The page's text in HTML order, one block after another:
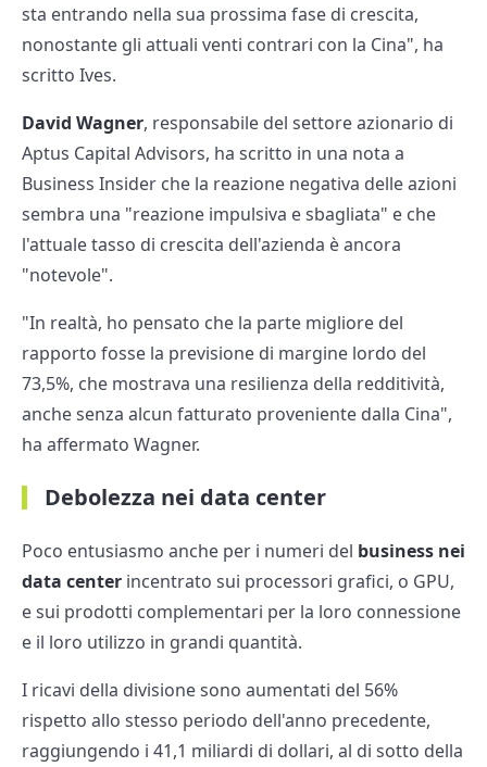
sta entrando nella sua prossima fase di crescita,
nonostante gli attuali venti contrari con la Cina", ha
scritto Ives.
David Wagner, responsabile del settore azionario di
Aptus Capital Advisors, ha scritto in una nota a
Business Insider che la reazione negativa delle azioni
sembra una "reazione impulsiva e sbagliata" e che
l'attuale tasso di crescita dell'azienda è ancora
"notevole".
"In realtà, ho pensato che la parte migliore del
rapporto fosse la previsione di margine lordo del
73,5%, che mostrava una resilienza della redditività,
anche senza alcun fatturato proveniente dalla Cina",
ha affermato Wagner.
Debolezza nei data center
Poco entusiasmo anche per i numeri del business nei
data center incentrato sui processori grafici, o GPU,
e sui prodotti complementari per la loro connessione
e il loro utilizzo in grandi quantità.
I ricavi della divisione sono aumentati del 56%
rispetto allo stesso periodo dell'anno precedente,
raggiungendo i 41,1 miliardi di dollari, al di sotto della